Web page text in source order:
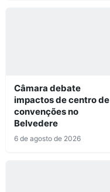
Câmara debate
impactos de centro de
convenções no
Belvedere
6 de agosto de 2026